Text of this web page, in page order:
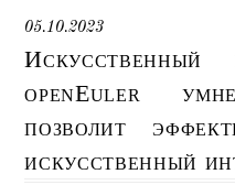
05.10.2023
Искусственный
openEuler
позволит
искусственный